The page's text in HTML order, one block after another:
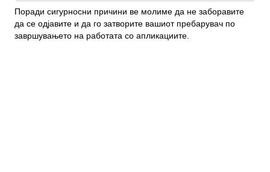
Поради сигурносни причини ве молиме да не заборавите
да се одјавите и да го затворите вашиот пребарувач по
завршувањето на работата со апликациите.